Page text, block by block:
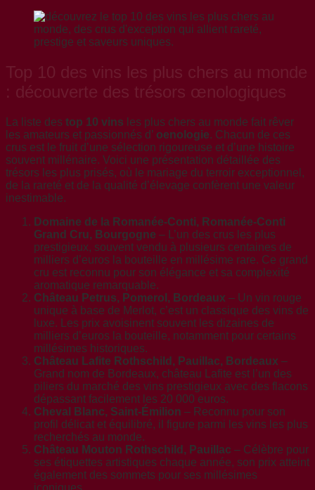
Top 10 des vins les plus chers au monde
: découverte des trésors œnologiques
La liste des top 10 vins les plus chers au monde fait rêver
les amateurs et passionnés d’ oenologie. Chacun de ces
crus est le fruit d’une sélection rigoureuse et d’une histoire
souvent millénaire. Voici une présentation détaillée des
trésors les plus prisés, où le mariage du terroir exceptionnel,
de la rareté et de la qualité d’élevage confèrent une valeur
inestimable.
Domaine de la Romanée-Conti, Romanée-Conti
Grand Cru, Bourgogne – L’un des crus les plus
prestigieux, souvent vendu à plusieurs centaines de
milliers d’euros la bouteille en millésime rare. Ce grand
cru est reconnu pour son élégance et sa complexité
aromatique remarquable.
Château Petrus, Pomerol, Bordeaux – Un vin rouge
unique à base de Merlot, c’est un classique des vins de
luxe. Les prix avoisinent souvent les dizaines de
milliers d’euros la bouteille, notamment pour certains
millésimes historiques.
Château Lafite Rothschild, Pauillac, Bordeaux –
Grand nom de Bordeaux, château Lafite est l’un des
piliers du marché des vins prestigieux avec des flacons
dépassant facilement les 20 000 euros.
Cheval Blanc, Saint-Émilion – Reconnu pour son
profil délicat et équilibré, il figure parmi les vins les plus
recherchés au monde.
Château Mouton Rothschild, Pauillac – Célèbre pour
ses étiquettes artistiques chaque année, son prix atteint
également des sommets pour ses millésimes